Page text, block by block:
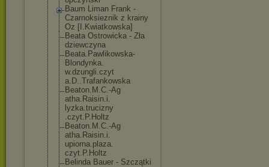
Baum Liman Frank -
Czarnoksieznik z krainy
Oz [I.Kwiatkowska]
Beata Ostrowicka - Zła
dziewczyna
Beata.Pawlikowska-
Blondynka.
w.dzungli.czyt
a.D..Trafankowska
Beaton.M.C.-Ag
atha.Raisin.i.
lyzka.trucizny
.czyt.P.Holtz
Beaton.M.C.-Ag
atha.Raisin.i.
upiorna.plaza.
czyt.P.Holtz
Belinda Bauer - Szczątki